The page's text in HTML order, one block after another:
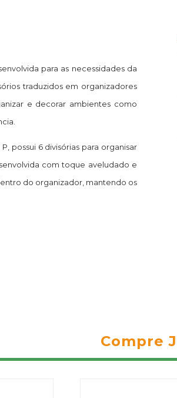
para as necessidades da
traduzidos em organizadores
e decorar ambientes como
possui 6 divisórias para organisar
com toque aveludado e
do organizador, mantendo os
Compre